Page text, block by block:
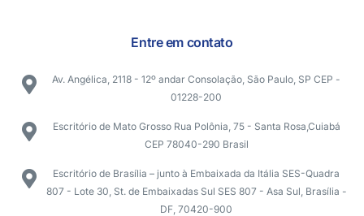
Entre em contato
Av. Angélica, 2118 - 12º andar Consolação, São Paulo, SP CEP -
01228-200
Escritório de Mato Grosso Rua Polônia, 75 - Santa Rosa,Cuiabá
CEP 78040-290 Brasil
Escritório de Brasília – junto à Embaixada da Itália SES-Quadra
807 - Lote 30, St. de Embaixadas Sul SES 807 - Asa Sul, Brasília -
DF, 70420-900